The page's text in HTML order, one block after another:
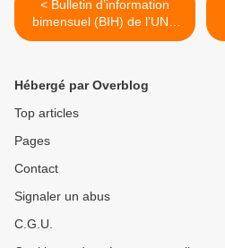
< Bulletin d’information
bimensuel (BIH) de l’UNC
74 no 51
Hébergé par Overblog
Top articles
Pages
Contact
Signaler un abus
C.G.U.